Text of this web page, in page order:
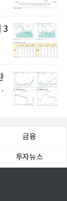
3
금융
투자뉴스